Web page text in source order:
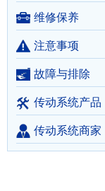
维修保养
注意事项
故障与排除
传动系统产品
传动系统商家